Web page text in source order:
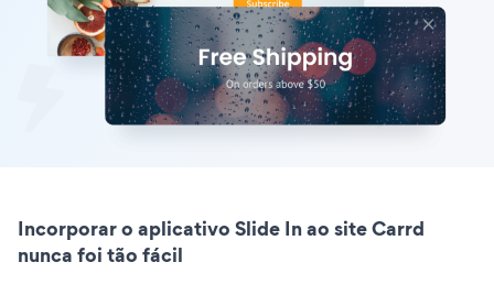
Incorporar o aplicativo Slide In ao site Carrd
nunca foi tão fácil